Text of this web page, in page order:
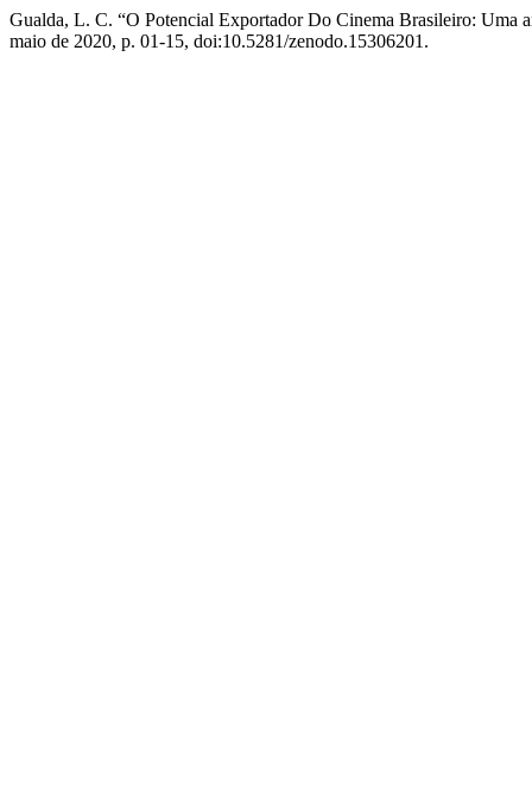
Gualda, L. C. “O Potencial Exportador Do Cinema Brasileiro: Uma
maio de 2020, p. 01-15, doi:10.5281/zenodo.15306201.